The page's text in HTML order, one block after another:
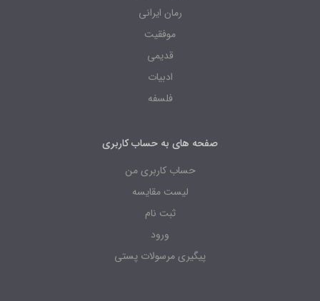
رمان ایرانی
صفحه های به حساب کاربری
حساب کاربری من
لیست مقایسه
پیگیری مرسولات پستی